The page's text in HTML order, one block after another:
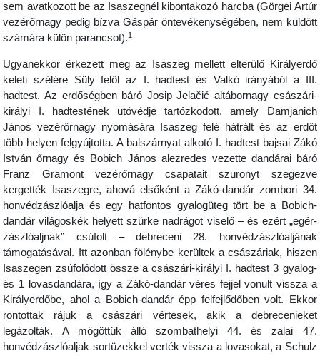
sem avatkozott be az Isaszegnél kibontakozó harcba (Görgei Artúr
vezérőrnagy pedig bízva Gáspár öntevékenységében, nem küldött
számára külön parancsot).1
Ugyanekkor érkezett meg az Isaszeg mellett elterülő Királyerdő
keleti szélére Süly felől az I. hadtest és Valkó irányából a III.
hadtest. Az erdőségben báró Josip Jelačić altábornagy császári-
királyi I. hadtestének utóvédje tartózkodott, amely Damjanich
János vezérőrnagy nyomására Isaszeg felé hátrált és az erdőt
több helyen felgyújtotta. A balszárnyat alkotó I. hadtest bajsai Zákó
István őrnagy és Bobich János alezredes vezette dandárai báró
Franz Gramont vezérőrnagy csapatait szuronyt szegezve
kergették Isaszegre, ahová elsőként a Zákó-dandár zombori 34.
honvédzászlóalja és egy hatfontos gyalogüteg tört be a Bobich-
dandár világoskék helyett szürke nadrágot viselő – és ezért „egér-
zászlóaljnak” csúfolt – debreceni 28. honvédzászlóaljának
támogatásával. Itt azonban fölénybe kerültek a császáriak, hiszen
Isaszegen zsúfolódott össze a császári-királyi I. hadtest 3 gyalog-
és 1 lovasdandára, így a Zákó-dandár véres fejjel vonult vissza a
Királyerdőbe, ahol a Bobich-dandár épp felfejlődőben volt. Ekkor
rontottak rájuk a császári vértesek, akik a debrecenieket
legázolták. A mögöttük álló szombathelyi 44. és zalai 47.
honvédzászlóaljak sortüzekkel verték vissza a lovasokat, a Schulz